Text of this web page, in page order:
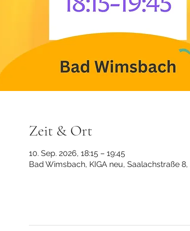
Zeit & Ort
10. Sep. 2026, 18:15 – 19:45
Bad Wimsbach, KIGA neu, Saalachstraße